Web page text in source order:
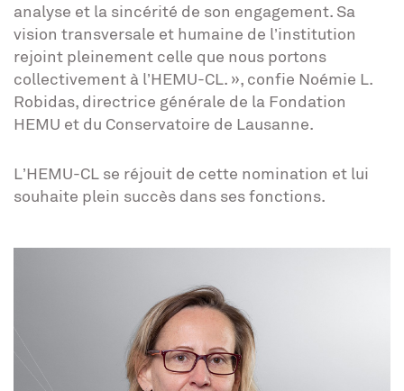
analyse et la sincérité de son engagement. Sa
vision transversale et humaine de l’institution
rejoint pleinement celle que nous portons
collectivement à l’HEMU-CL. », confie Noémie L.
Robidas, directrice générale de la Fondation
HEMU et du Conservatoire de Lausanne.
L’HEMU-CL se réjouit de cette nomination et lui
souhaite plein succès dans ses fonctions.